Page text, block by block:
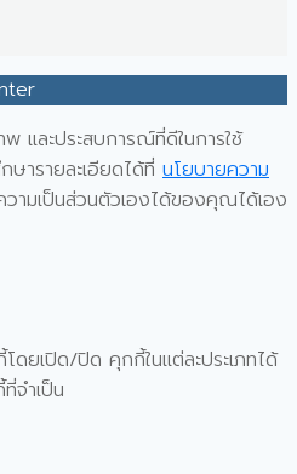
และประสบการณ์ที่ดีในการใช้
ารายละเอียดได้ที่ นโยบายความ
วามเป็นส่วนตัวเองได้ของคุณได้เอง
ยเปิด/ปิด คุกกี้ในแต่ละประเภทได้
จำเป็น